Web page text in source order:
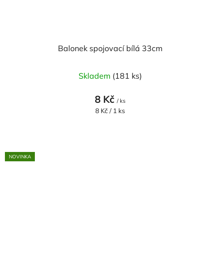
Balonek spojovací bílá 33cm
Skladem (181 ks)
8 Kč / ks
Měrná
8 Kč / 1 ks
NOVINKA